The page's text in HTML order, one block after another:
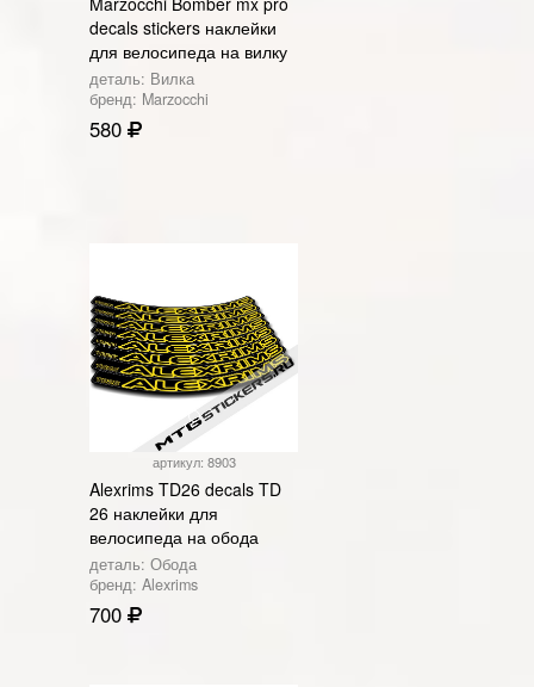
decals stickers наклейки
для велосипеда на вилку
деталь: Вилка
бренд: Marzocchi
580
артикул: 8903
Alexrims TD26 decals TD
26 наклейки для
велосипеда на обода
деталь: Обода
бренд: Alexrims
700